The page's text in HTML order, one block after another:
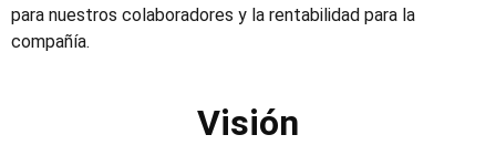
para nuestros colaboradores y la rentabilidad para la
compañía.
Visión